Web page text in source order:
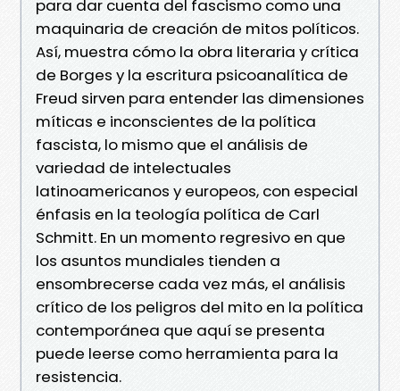
para dar cuenta del fascismo como una
maquinaria de creación de mitos políticos.
Así, muestra cómo la obra literaria y crítica
de Borges y la escritura psicoanalítica de
Freud sirven para entender las dimensiones
míticas e inconscientes de la política
fascista, lo mismo que el análisis de
variedad de intelectuales
latinoamericanos y europeos, con especial
énfasis en la teología política de Carl
Schmitt. En un momento regresivo en que
los asuntos mundiales tienden a
ensombrecerse cada vez más, el análisis
crítico de los peligros del mito en la política
contemporánea que aquí se presenta
puede leerse como herramienta para la
resistencia.